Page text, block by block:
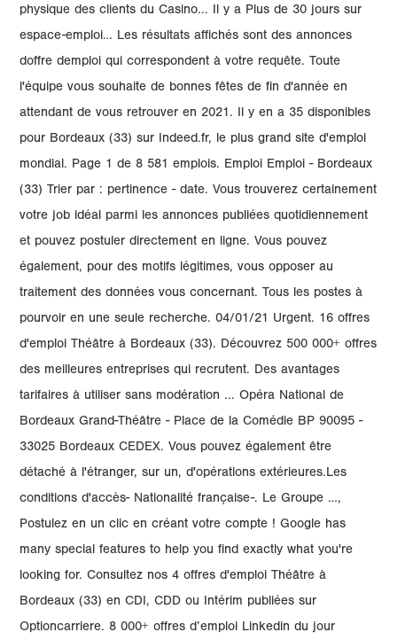
physique des clients du Casino... Il y a Plus de 30 jours sur
espace-emploi… Les résultats affichés sont des annonces
doffre demploi qui correspondent à votre requête. Toute
l'équipe vous souhaite de bonnes fêtes de fin d'année en
attendant de vous retrouver en 2021. Il y en a 35 disponibles
pour Bordeaux (33) sur Indeed.fr, le plus grand site d'emploi
mondial. Page 1 de 8 581 emplois. Emploi Emploi - Bordeaux
(33) Trier par : pertinence - date. Vous trouverez certainement
votre job idéal parmi les annonces publiées quotidiennement
et pouvez postuler directement en ligne. Vous pouvez
également, pour des motifs légitimes, vous opposer au
traitement des données vous concernant. Tous les postes à
pourvoir en une seule recherche. 04/01/21 Urgent. 16 offres
d'emploi Théâtre à Bordeaux (33). Découvrez 500 000+ offres
des meilleures entreprises qui recrutent. Des avantages
tarifaires à utiliser sans modération ... Opéra National de
Bordeaux Grand-Théâtre - Place de la Comédie BP 90095 -
33025 Bordeaux CEDEX. Vous pouvez également être
détaché à l'étranger, sur un, d'opérations extérieures.Les
conditions d'accès- Nationalité française-. Le Groupe …,
Postulez en un clic en créant votre compte ! Google has
many special features to help you find exactly what you're
looking for. Consultez nos 4 offres d'emploi Théâtre à
Bordeaux (33) en CDI, CDD ou Intérim publiées sur
Optioncarriere. 8 000+ offres d’emploi Linkedin du jour